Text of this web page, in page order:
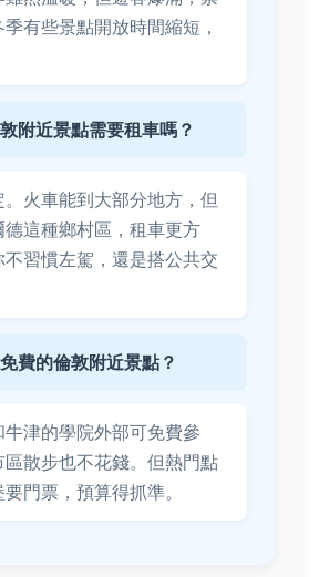
有些景點開放時間縮短，
附近景點需要租車嗎？
火車能到大部分地方，但
德這種鄉村區，租車更方
習慣左駕，還是搭公共交
費的倫敦附近景點？
津的學院外部可免費參
區散步也不花錢。但熱門點
門票，預算得抓準。